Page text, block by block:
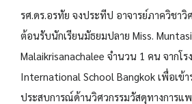
รศ.ดร.อรทัย จงประทีป อาจารย์ภาควิชาวิ
ต้อนรับนักเรียนมัธยมปลาย Miss.
Malaikrisanachalee จำนวน 1 คน จากโร
International School Bangkok เพื่อเข้า
ประสบการณ์ด้านวิศวกรรมวัสดุทางการแ